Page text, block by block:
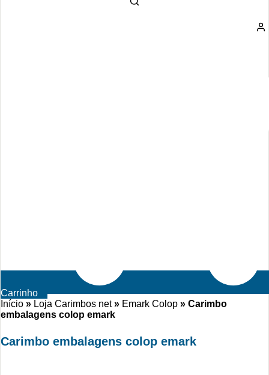
Carrinho
Início » Loja Carimbos net» Emark Colop » Carimbo
embalagens colop emark
Carimbo embalagens colop emark